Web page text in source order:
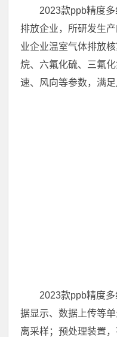
2023款ppb精度
排放企业，所研发生
业企业温室气体排放
烷、六氟化硫、三氟
速、风向等参数，满
2023款ppb精度
据显示、数据上传等
离采样；预处理装置